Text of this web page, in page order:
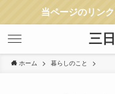
当ページのリン
三
ホーム 暮らしのこと